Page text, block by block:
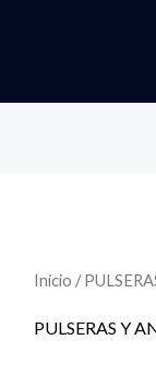
Inicio /
PULSERAS Y